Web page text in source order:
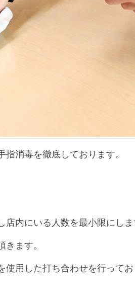
消毒を徹底しております。
店内にいる人数を最小限にしま
きます。
使用した打ち合わせを行ってお